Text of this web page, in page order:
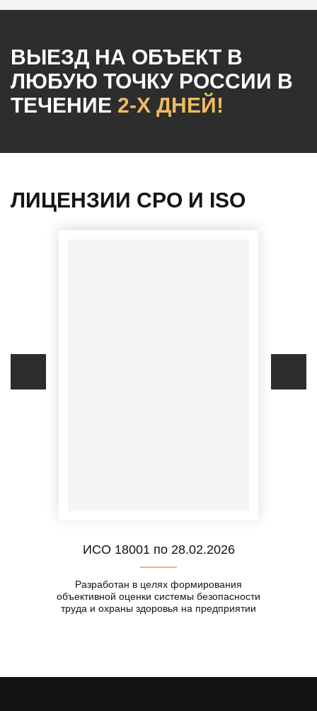
ВЫЕЗД НА ОБЪЕКТ В
ЛЮБУЮ ТОЧКУ РОССИИ В
ТЕЧЕНИЕ 2-Х ДНЕЙ!
ЛИЦЕНЗИИ СРО И ISO
ИСО 18001 по 28.02.2026
Разработан в целях формирования
объективной оценки системы безопасности
труда и охраны здоровья на предприятии